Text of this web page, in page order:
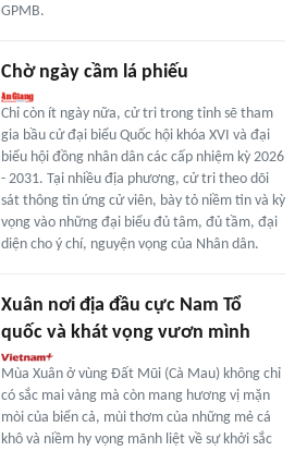
GPMB.
Chờ ngày cầm lá phiếu
Chỉ còn ít ngày nữa, cử tri trong tỉnh sẽ tham
gia bầu cử đại biểu Quốc hội khóa XVI và đại
biểu hội đồng nhân dân các cấp nhiệm kỳ 2026
- 2031. Tại nhiều địa phương, cử tri theo dõi
sát thông tin ứng cử viên, bày tỏ niềm tin và kỳ
vọng vào những đại biểu đủ tâm, đủ tầm, đại
diện cho ý chí, nguyện vọng của Nhân dân.
Xuân nơi địa đầu cực Nam Tổ
quốc và khát vọng vươn mình
Mùa Xuân ở vùng Đất Mũi (Cà Mau) không chỉ
có sắc mai vàng mà còn mang hương vị mặn
mòi của biển cả, mùi thơm của những mẻ cá
khô và niềm hy vọng mãnh liệt về sự khởi sắc